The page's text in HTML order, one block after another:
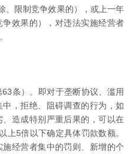
、限制竞争效果的），或上一年
效果的），对违法实施经营者
条）。即对于垄断协议、滥用
，拒绝、阻碍调查的行为，如
造成特别严重后果的，可以在
上5倍以下确定具体罚款数额。
经营者集中的罚则、新增的个